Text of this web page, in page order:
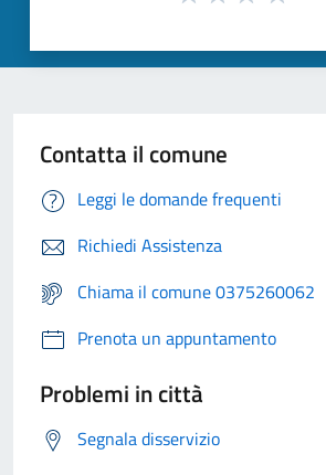
Contatta il comune
Leggi le domande frequenti
Richiedi Assistenza
Chiama il comune 0375260062
Prenota un appuntamento
Problemi in città
Segnala disservizio